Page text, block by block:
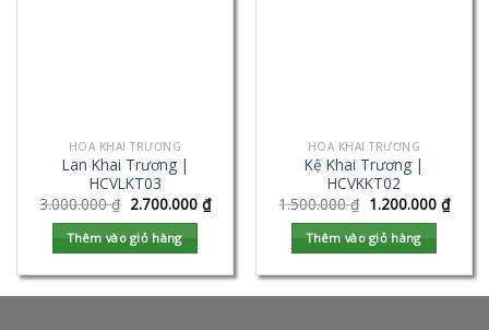
HOA KHAI TRƯƠNG
Lan Khai Trương |
HCVLKT03
3.000.000₫ 2.700.000 ₫
Thêm vào giỏ hàng
HOA KHAI TRƯƠNG
Kệ Khai Trương |
HCVKKT02
1.500.000₫ 1.200.000 ₫
Thêm vào giỏ hàng